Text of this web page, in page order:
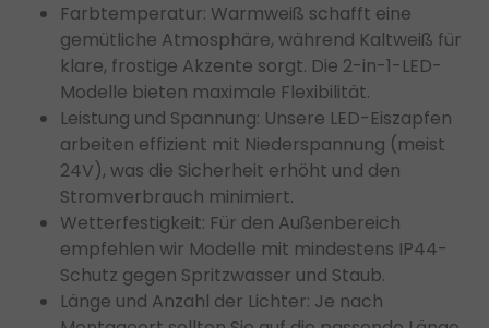
Farbtemperatur: Warmweiß schafft eine
gemütliche Atmosphäre, während Kaltweiß für
klare, frostige Akzente sorgt. Die 2-in-1-LED-
Modelle bieten maximale Flexibilität.
Leistung und Spannung: Unsere LED-Eiszapfen
arbeiten effizient mit Niederspannung (meist
24V), was die Sicherheit erhöht und den
Stromverbrauch minimiert.
Wetterfestigkeit: Für den Außenbereich
empfehlen wir Modelle mit mindestens IP44-
Schutz gegen Spritzwasser und Staub.
Länge und Anzahl der Lichter: Je nach